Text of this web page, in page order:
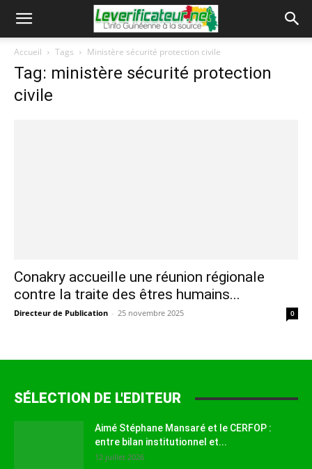
Accueil Tags Ministère sécurité protection civile
Tag: ministère sécurité protection
civile
Conakry accueille une réunion régionale
contre la traite des êtres humains...
Directeur de Publication - 25 novembre 2025 0
SÉLECTION DE L'EDITEUR
Aimé Stéphane Mansaré et le CERFOP :
entre bilan institutionnel et...
12 juillet 2026